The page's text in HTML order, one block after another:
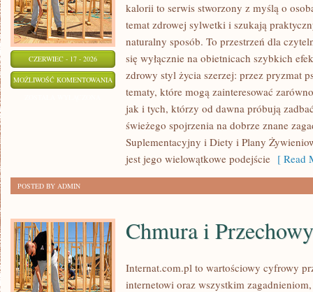
CZERWIEC - 17 - 2026
MOŻLIWOŚĆ KOMENTOWANIA DIETY
PLANY
ŻYWIENIOWE
kalorii to serwis stworzony z myślą o
temat zdrowej sylwetki i szukają
naturalny sposób. To przestrzeń dla
się wyłącznie na obietnicach szybkich
zdrowy styl życia szerzej: przez pryzmat
tematy, które mogą zainteresować
jak i tych, którzy od dawna próbują
świeżego spojrzenia na dobrze znane
Suplementacyjny i Diety i Plany
jest jego wielowątkowe podejście [ Read
POSTED BY ADMIN
Chmura i
Internat.com.pl to wartościowy cyfrowy
internetowi oraz wszystkim